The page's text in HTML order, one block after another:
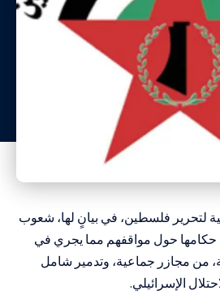
لتحرير فلسطين، في بيانٍ لها، شعوب
حكامها حول مواقفهم مما يجري في
من مجازر جماعية، وتدمير شامل
الإسرائيلي.